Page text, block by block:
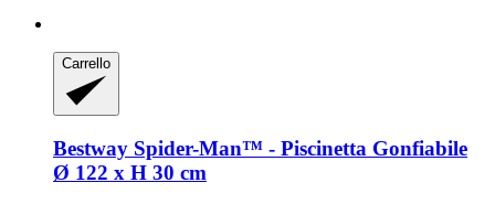
Carrello
Bestway Spider-​Man™ -​ Piscinetta Gonfiabile
Ø 122 x H 30 cm